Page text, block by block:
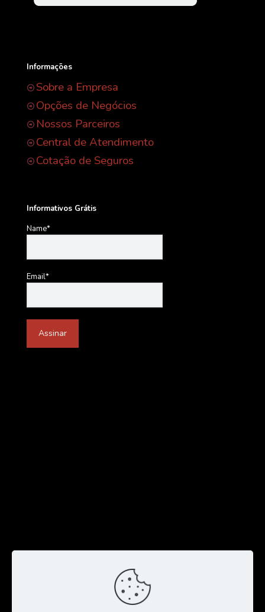
Informações
Sobre a Empresa
Opções de Negócios
Nossos Parceiros
Central de Atendimento
Cotação de Seguros
Informativos Grátis
Name*
Email*